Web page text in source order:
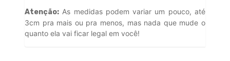
Atenção: As medidas podem variar um pouco, até
3cm pra mais ou pra menos, mas nada que mude o
quanto ela vai ficar legal em você!